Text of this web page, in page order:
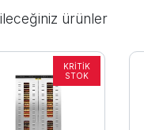
ürünler